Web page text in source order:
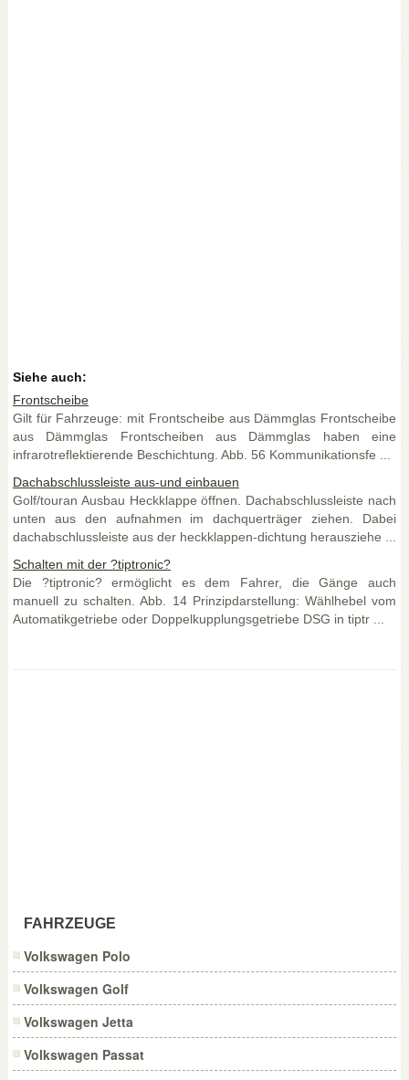
Siehe auch:
Frontscheibe
Gilt für Fahrzeuge: mit Frontscheibe aus Dämmglas Frontscheibe
aus Dämmglas Frontscheiben aus Dämmglas haben eine
infrarotreflektierende Beschichtung. Abb. 56 Kommunikationsfe ...
Dachabschlussleiste aus-und einbauen
Golf/touran Ausbau Heckklappe öffnen. Dachabschlussleiste nach
unten aus den aufnahmen im dachquerträger ziehen. Dabei
dachabschlussleiste aus der heckklappen-dichtung herausziehe ...
Schalten mit der ?tiptronic?
Die ?tiptronic? ermöglicht es dem Fahrer, die Gänge auch
manuell zu schalten. Abb. 14 Prinzipdarstellung: Wählhebel vom
Automatikgetriebe oder Doppelkupplungsgetriebe DSG in tiptr ...
FAHRZEUGE
Volkswagen Polo
Volkswagen Golf
Volkswagen Jetta
Volkswagen Passat